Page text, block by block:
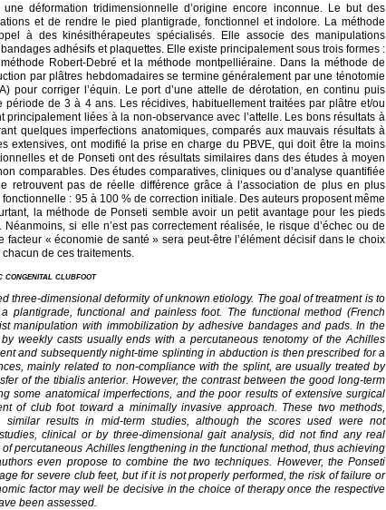
déformation tridimensionnelle d’origine encore inconnue. Le but des
et de rendre le pied plantigrade, fonctionnel et indolore. La méthode
à des kinésithérapeutes spécialisés. Elle associe des manipulations
adhésifs et plaquettes. Elle existe principalement sous trois formes :
Robert-Debré et la méthode montpelliéraine. Dans la méthode de
par plâtres hebdomadaires se termine généralement par une ténotomie
pour corriger l’équin. Le port d’une attelle de dérotation, en continu puis
période de 3 à 4 ans. Les récidives, habituellement traitées par plâtre et/ou
principalement liées à la non-observance avec l’attelle. Les bons résultats à
quelques imperfections anatomiques, comparés aux mauvais résultats à
extensives, ont modifié la prise en charge du PBVE, qui doit être la moins
et de Ponseti ont des résultats similaires dans des études à moyen
comparables. Des études comparatives, cliniques ou d’analyse quantifiée
retrouvent pas de réelle différence grâce à l’association de plus en plus
: 95 à 100 % de correction initiale. Des auteurs proposent même
la méthode de Ponseti semble avoir un petit avantage pour les pieds
si elle n’est pas correctement réalisée, le risque d’échec ou de
facteur « économie de santé » sera peut-être l’élément décisif dans le choix
de ces traitements.
congenital clubfoot
three-dimensional deformity of unknown etiology. The goal of treatment is to
plantigrade, functional and painless foot. The functional method (French
manipulation with immobilization by adhesive bandages and pads. In the
weekly casts usually ends with a percutaneous tenotomy of the Achilles
and subsequently night-time splinting in abduction is then prescribed for a
mainly related to non-compliance with the splint, are usually treated by
of the tibialis anterior. However, the contrast between the good long-term
some anatomical imperfections, and the poor results of extensive surgical
of club foot toward a minimally invasive approach. These two methods,
similar results in mid-term studies, although the scores used were not
clinical or by three-dimensional gait analysis, did not find any real
percutaneous Achilles lengthening in the functional method, thus achieving
even propose to combine the two techniques. However, the Ponseti
for severe club feet, but if it is not properly performed, the risk of failure or
factor may well be decisive in the choice of therapy once the respective
been assessed.